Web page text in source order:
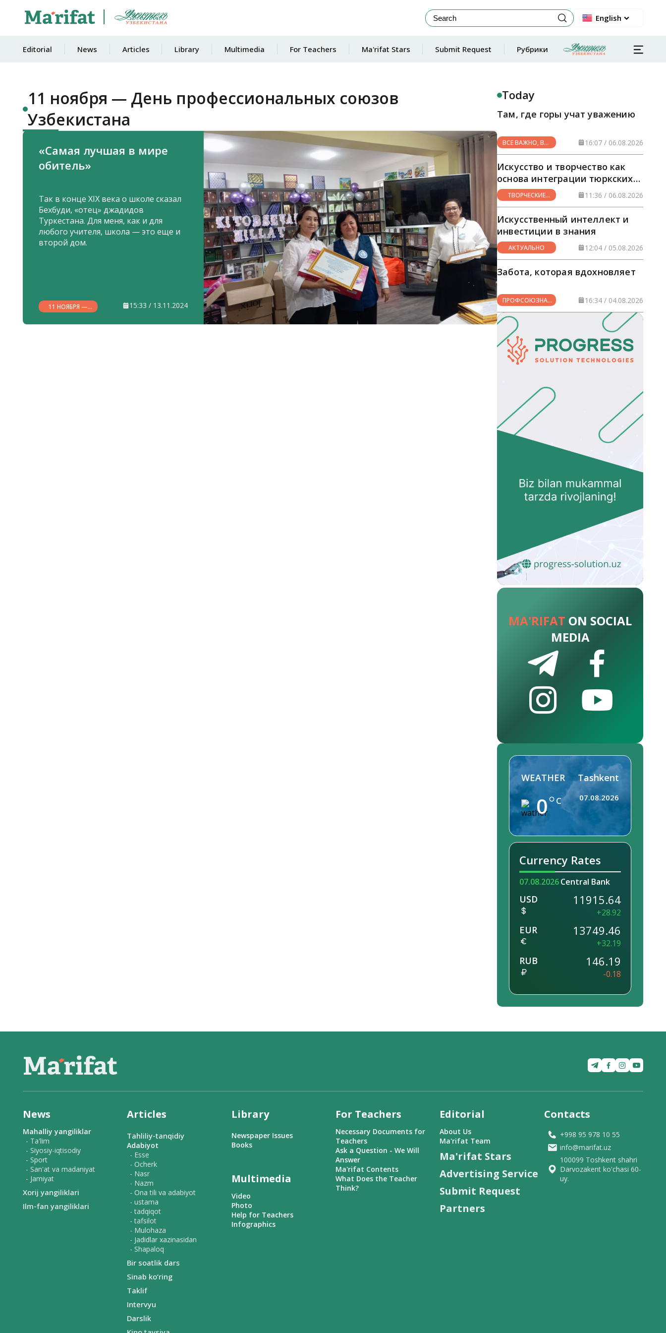
English
Editorial News Articles Library Multimedia For Teachers Ma'rifat Stars Submit Request Рубрики
11 ноября — День профессиональных союзов
Узбекистана
«Самая лучшая в мире
обитель»
Так в конце XIX века о школе сказал
Бехбуди, «отец» джадидов
Туркестана. Для меня, как и для
любого учителя, школа — это еще и
второй дом.
11 НОЯБРЯ —
ДЕНЬ
ПРОФЕССИОНАЛЬНЫХ
15:33 / 13.11.2024
Today
Там, где горы учат уважению
ВСЕ ВАЖНО, ВСЕ
НУЖНО
16:07 / 06.08.2026
Искусство и творчество как
основа интеграции тюркских
стран
ТВОРЧЕСКИЕ
ГОРИЗОНТЫ
11:36 / 06.08.2026
Искусственный интеллект и
инвестиции в знания
АКТУАЛЬНО 12:04 / 05.08.2026
Забота, которая вдохновляет
ПРОФСОЮЗНАЯ
ЖИЗНЬ
16:34 / 04.08.2026
MA'RIFAT ON SOCIAL
MEDIA
WEATHER
0 C
Tashkent
07.08.2026
Currency Rates
07.08.2026Central Bank
USD 11915.64
+28.92
EUR 13749.46
+32.19
RUB 146.19
-0.18
News
Mahalliy yangiliklar
- Ta'lim
- Siyosiy-iqtisodiy
- Sport
- San'at va madaniyat
- Jamiyat
Xorij yangiliklari
Ilm-fan yangiliklari
Articles
Tahliliy-tanqidiy
Adabiyot
- Esse
- Ocherk
- Nasr
- Nazm
- Ona tili va adabiyot
- ustama
- tadqiqot
- tafsilot
- Mulohaza
- Jadidlar xazinasidan
- Shapaloq
Bir soatlik dars
Sinab ko‘ring
Taklif
Intervyu
Darslik
Library
Newspaper Issues
Books
Multimedia
Video
Photo
Help for Teachers
Infographics
For Teachers
Necessary Documents for
Teachers
Ask a Question - We Will
Answer
Ma'rifat Contents
What Does the Teacher
Think?
Editorial
About Us
Ma'rifat Team
Ma'rifat Stars
Advertising Service
Submit Request
Partners
Contacts
+998 95 978 10 55
info@marifat.uz
100099 Toshkent shahri
Darvozakent ko'chasi 60-
uy.